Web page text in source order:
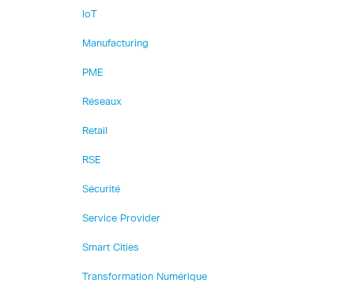
IoT
Manufacturing
PME
Réseaux
Retail
RSE
Sécurité
Service Provider
Smart Cities
Transformation Numérique